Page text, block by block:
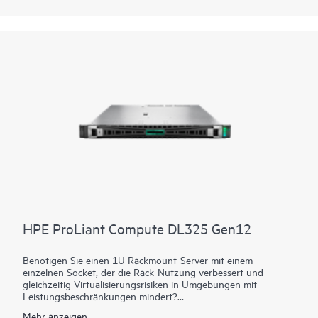
HPE ProLiant Compute DL325 Gen12
Benötigen Sie einen 1U Rackmount-Server mit einem
einzelnen Socket, der die Rack-Nutzung verbessert und
gleichzeitig Virtualisierungsrisiken in Umgebungen mit
Leistungsbeschränkungen mindert?